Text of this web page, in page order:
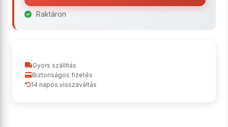
Raktáron
Gyors szállítás
Biztonságos fizetés
14 napos visszaváltás